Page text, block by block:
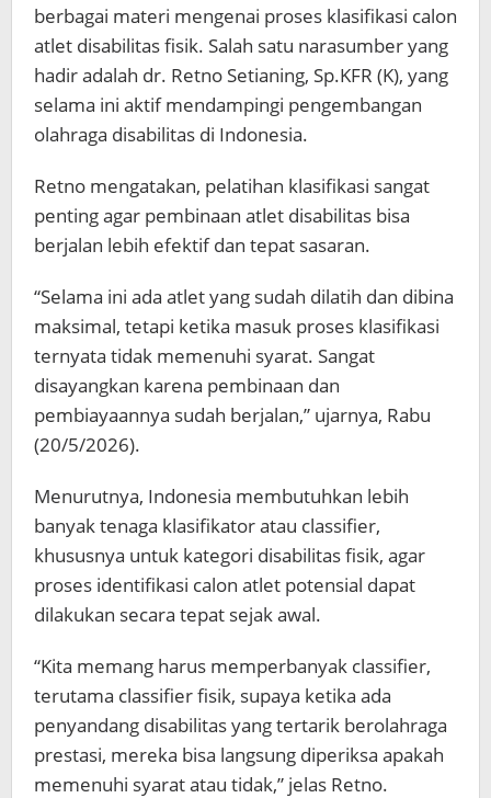
berbagai materi mengenai proses klasifikasi calon
atlet disabilitas fisik. Salah satu narasumber yang
hadir adalah dr. Retno Setianing, Sp.KFR (K), yang
selama ini aktif mendampingi pengembangan
olahraga disabilitas di Indonesia.
Retno mengatakan, pelatihan klasifikasi sangat
penting agar pembinaan atlet disabilitas bisa
berjalan lebih efektif dan tepat sasaran.
“Selama ini ada atlet yang sudah dilatih dan dibina
maksimal, tetapi ketika masuk proses klasifikasi
ternyata tidak memenuhi syarat. Sangat
disayangkan karena pembinaan dan
pembiayaannya sudah berjalan,” ujarnya, Rabu
(20/5/2026).
Menurutnya, Indonesia membutuhkan lebih
banyak tenaga klasifikator atau classifier,
khususnya untuk kategori disabilitas fisik, agar
proses identifikasi calon atlet potensial dapat
dilakukan secara tepat sejak awal.
“Kita memang harus memperbanyak classifier,
terutama classifier fisik, supaya ketika ada
penyandang disabilitas yang tertarik berolahraga
prestasi, mereka bisa langsung diperiksa apakah
memenuhi syarat atau tidak,” jelas Retno.